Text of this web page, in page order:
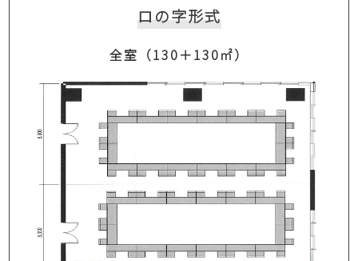
ロの字形式
全室（130＋130㎡）